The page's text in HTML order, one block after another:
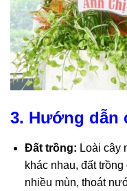
3. Hướng dẫn
Đất trồng: Loài cây
khác nhau, đất
nhiều mùn, thoát